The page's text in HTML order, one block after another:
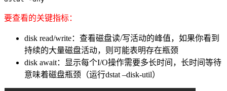
要查看的关键指标：
disk read/write：查看磁盘读/写活动的峰值，如果你看到
持续的大量磁盘活动，则可能表明存在瓶颈
disk await：显示每个I/O操作需要多长时间，长时间等待
意味着磁盘瓶颈（运行dstat –disk-util）